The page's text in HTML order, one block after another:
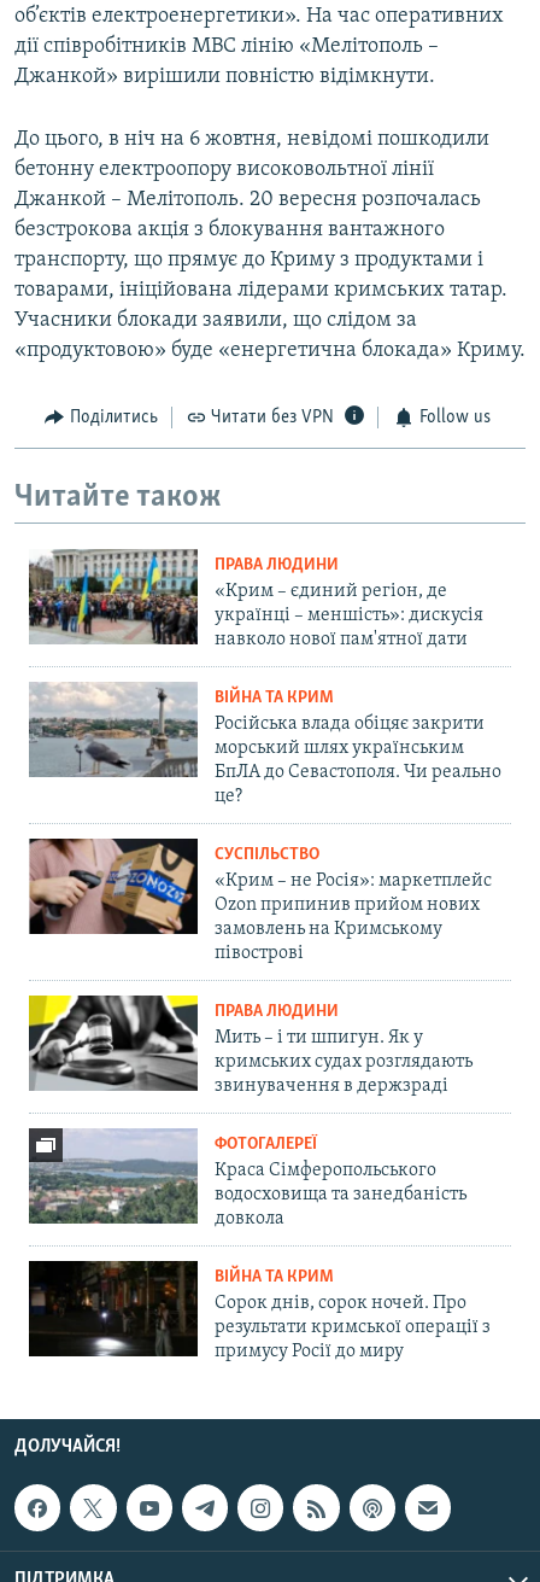
об’єктів електроенергетики». На час оперативних
дії співробітників МВС лінію «Мелітополь –
Джанкой» вирішили повністю відімкнути.
До цього, в ніч на 6 жовтня, невідомі пошкодили
бетонну електроопору високовольтної лінії
Джанкой – Мелітополь. 20 вересня розпочалась
безстрокова акція з блокування вантажного
транспорту, що прямує до Криму з продуктами і
товарами, ініційована лідерами кримських татар.
Учасники блокади заявили, що слідом за
«продуктовою» буде «енергетична блокада» Криму.
Поділитись Читати без VPN Follow us
Читайте також
ПРАВА ЛЮДИНИ
«Крим – єдиний регіон, де
українці – меншість»: дискусія
навколо нової пам'ятної дати
ВІЙНА ТА КРИМ
Російська влада обіцяє закрити
морський шлях українським
БпЛА до Севастополя. Чи реально
це?
СУСПІЛЬСТВО
«Крим – не Росія»: маркетплейс
Ozon припинив прийом нових
замовлень на Кримському
півострові
ПРАВА ЛЮДИНИ
Мить – і ти шпигун. Як у
кримських судах розглядають
звинувачення в держзраді
ФОТОГАЛЕРЕЇ
Краса Сімферопольського
водосховища та занедбаність
довкола
ВІЙНА ТА КРИМ
Сорок днів, сорок ночей. Про
результати кримської операції з
примусу Росії до миру
ДОЛУЧАЙСЯ!